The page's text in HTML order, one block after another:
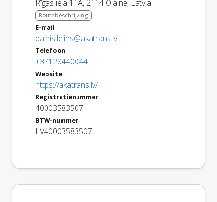
Rīgas iela 11A, 2114 Olaine, Latvia
Routebeschrijving
E-mail
dainis.lejins@akatrans.lv
Telefoon
+37128440044
Website
https://akatrans.lv/
Registratienummer
40003583507
BTW-nummer
LV40003583507